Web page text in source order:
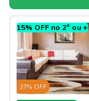
15% OFF no 2º ou +
37% OFF